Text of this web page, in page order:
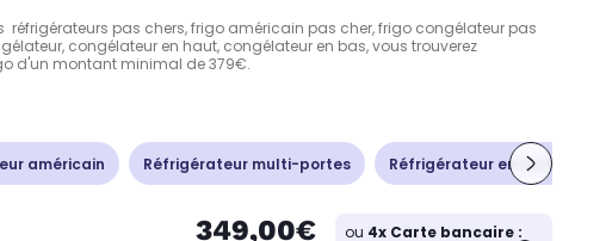
pas chers, frigo américain pas cher, frigo congélateur pas
congélateur en haut, congélateur en bas, vous trouverez
d'un montant minimal de 379€.
américain Réfrigérateur multi-portes Réfrigérateur encastrable
349,00€ ou 4x Carte bancaire :